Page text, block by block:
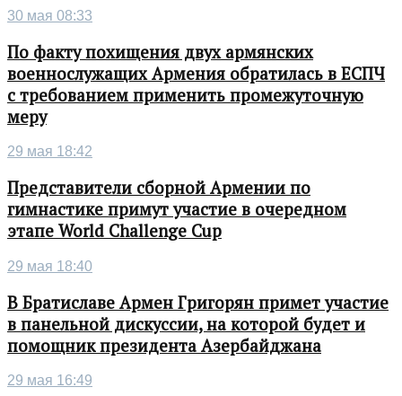
30 мая 08:33
По факту похищения двух армянских
военнослужащих Армения обратилась в ЕСПЧ
с требованием применить промежуточную
меру
29 мая 18:42
Представители сборной Армении по
гимнастике примут участие в очередном
этапе World Challenge Cup
29 мая 18:40
В Братиславе Армен Григорян примет участие
в панельной дискуссии, на которой будет и
помощник президента Азербайджана
29 мая 16:49